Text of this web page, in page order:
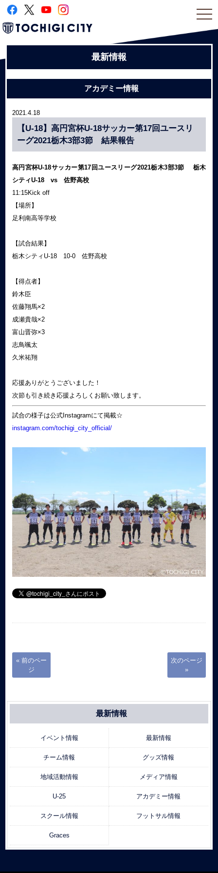
最新情報
アカデミー情報
2021.4.18
【U-18】高円宮杯U-18サッカー第17回ユースリ
ーグ2021栃木3部3節 結果報告
高円宮杯U-18サッカー第17回ユースリーグ2021栃木3部3節 栃木
シティU-18 vs 佐野高校
11:15Kick off
【場所】
足利南高等学校
【試合結果】
栃木シティU-18 10-0 佐野高校
【得点者】
鈴木臣
佐藤翔馬×2
成瀬貴哉×2
富山晋弥×3
志鳥颯太
久米祐翔
応援ありがとうございました！
次節も引き続き応援よろしくお願い致します。
試合の様子は公式Instagramにて掲載☆
instagram.com/tochigi_city_official/
« 前のペー
ジ
次のページ
»
最新情報
イベント情報 最新情報
チーム情報 グッズ情報
地域活動情報 メディア情報
U-25 アカデミー情報
スクール情報 フットサル情報
Graces